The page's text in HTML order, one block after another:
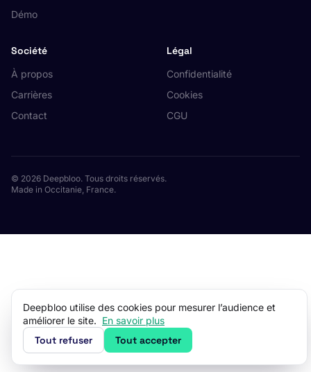
Démo
Société
À propos
Carrières
Contact
Légal
Confidentialité
Cookies
CGU
© 2026 Deepbloo. Tous droits réservés.
Made in Occitanie, France.
Deepbloo utilise des cookies pour mesurer l’audience et
améliorer le site. En savoir plus
Tout refuser Tout accepter